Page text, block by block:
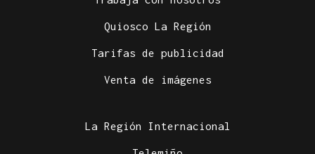
Quiosco La Región
Tarifas de publicidad
Venta de imágenes
La Región Internacional